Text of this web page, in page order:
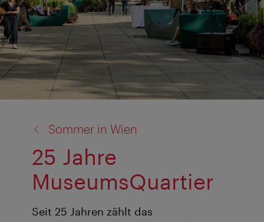
Sommer in Wien
25 Jahre
MuseumsQuartier
Seit 25 Jahren zählt das